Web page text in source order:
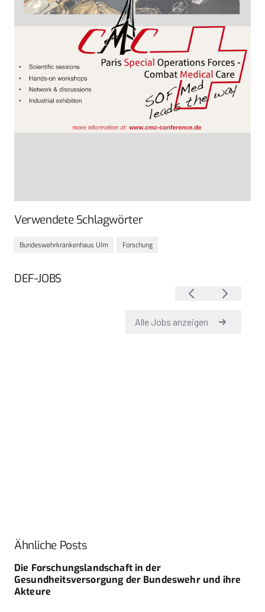
Verwendete Schlagwörter
Bundeswehrkrankenhaus Ulm Forschung
DEF-JOBS
Ähnliche Posts
Die Forschungslandschaft in der
Gesundheitsversorgung der Bundeswehr und ihre
Akteure